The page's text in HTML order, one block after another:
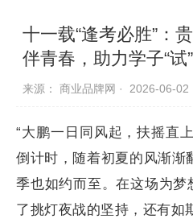
十一载“逢考必胜”：
伴青春，助力学子“试
来源： 商业品牌网 · 2026-06-02
“大鹏一日同风起，扶摇直
倒计时，随着初夏的风渐渐
季也如约而至。在这场为
了挑灯夜战的坚持，还有如